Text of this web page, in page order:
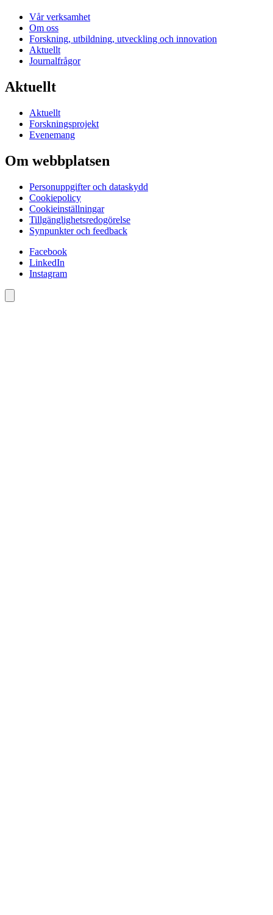
Vår verksamhet
Om oss
Forskning, utbildning, utveckling och innovation
Aktuellt
Journalfrågor
Aktuellt
Aktuellt
Forskningsprojekt
Evenemang
Om webbplatsen
Personuppgifter och dataskydd
Cookiepolicy
Cookieinställningar
Tillgänglighetsredogörelse
Synpunkter och feedback
Facebook
LinkedIn
Instagram